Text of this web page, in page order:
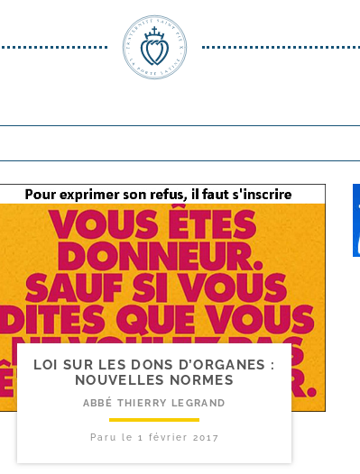
LOI SUR LES DONS D’ORGANES :
NOUVELLES NORMES
ABBÉ THIERRY LEGRAND
Paru le 1 février 2017